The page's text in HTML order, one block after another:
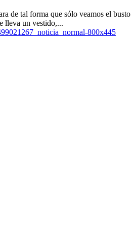
de tal forma que sólo veamos el busto
lleva un vestido,...